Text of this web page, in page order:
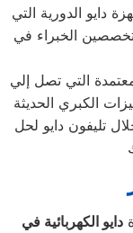
دايو الدورية التي
الخبراء في
التي تصل إلي
الكبري الحديثة
تليفون دايو لحل
دايو الكهربائية في